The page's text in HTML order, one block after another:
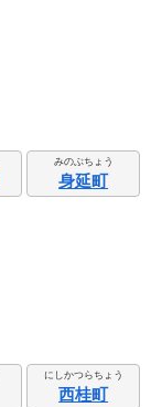
みのぶちょう
身延町
にしかつらちょう
西桂町